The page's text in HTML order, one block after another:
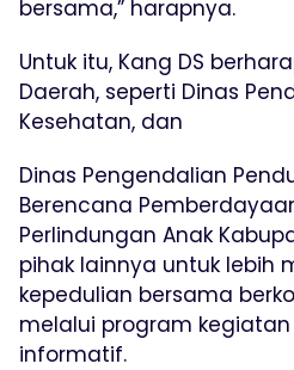
bersama,” harapnya.
Untuk itu, Kang DS
Daerah, seperti Dinas
Kesehatan, dan
Dinas Pengendalian
Berencana
Perlindungan Anak
pihak lainnya untuk lebih
kepedulian bersama
melalui program
informatif.